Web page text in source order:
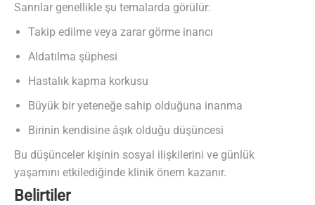
Sanrılar genellikle şu temalarda görülür:
Takip edilme veya zarar görme inancı
Aldatılma şüphesi
Hastalık kapma korkusu
Büyük bir yeteneğe sahip olduğuna inanma
Birinin kendisine âşık olduğu düşüncesi
Bu düşünceler kişinin sosyal ilişkilerini ve günlük
yaşamını etkilediğinde klinik önem kazanır.
Belirtiler